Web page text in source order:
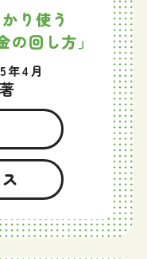
り使う
回し方」
年4月